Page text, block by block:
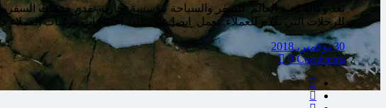
تعد وكالة نخبة العالم للسفر والسياحة مؤسسة تجارية تقدم خدمات السفر
للرحلات التي تقدم للعملاء. تعمل ايضا على تلبية احتياجات ورغبات
30 نوفمبر، 2018
0 Comments